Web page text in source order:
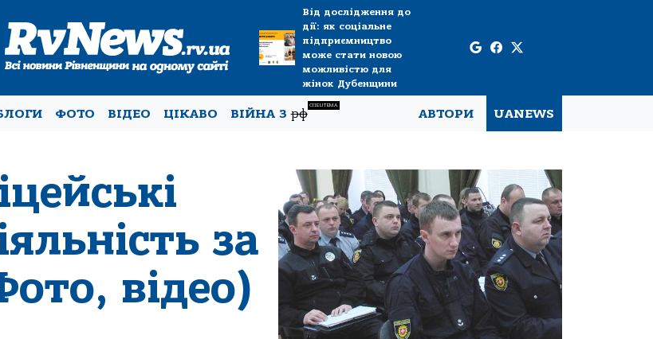
Від дослідження до
дії: як соціальне
підприємництво
може стати новою
можливістю для
жінок Дубенщини
ФОТО ВІДЕО ЦІКАВО ВІЙНА Зрф
СПЕЦТЕМА
АВТОРИ UANEWS
за
відео)